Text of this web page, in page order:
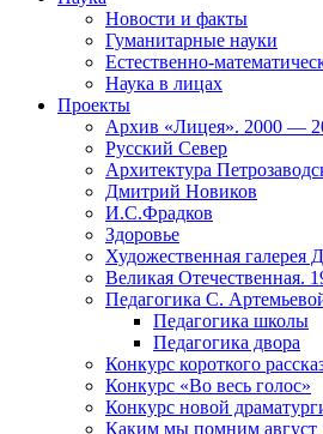
Новости и факты
Гуманитарные науки
Естественно-
Наука в лицах
Проекты
Архив «Лицея». 2000 —
Русский Север
Архитектура
Дмитрий Новиков
И.С.Фрадков
Здоровье
Художественная галерея
Великая Отечественная.
Педагогика С.
Педагогика школы
Педагогика двора
Конкурс короткого
Конкурс «Во весь голос»
Конкурс новой
Каким мы помним август